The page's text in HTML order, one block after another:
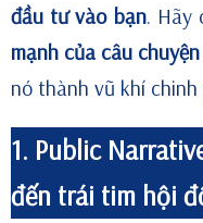
đầu tư vào bạn. Hãy
mạnh của câu
nó thành vũ khí
1. Public
đến trái tim hội